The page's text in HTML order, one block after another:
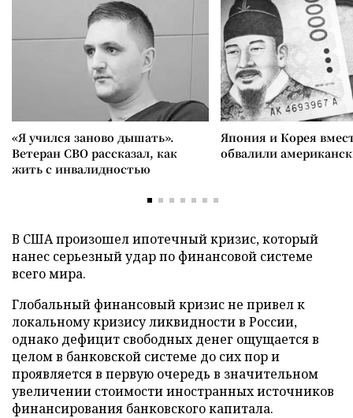
«Я учился заново дышать».
Ветеран СВО рассказал, как
жить с инвалидностью
Япония и Корея
обвалили
В США произошел ипотечный кризис, который
нанес серьезный удар по финансовой системе
всего мира.
Глобальный финансовый кризис не привел к
локальному кризису ликвидности в России,
однако дефицит свободных денег ощущается в
целом в банковской системе до сих пор и
проявляется в первую очередь в значительном
увеличении стоимости иностранных источников
финансирования банковского капитала.